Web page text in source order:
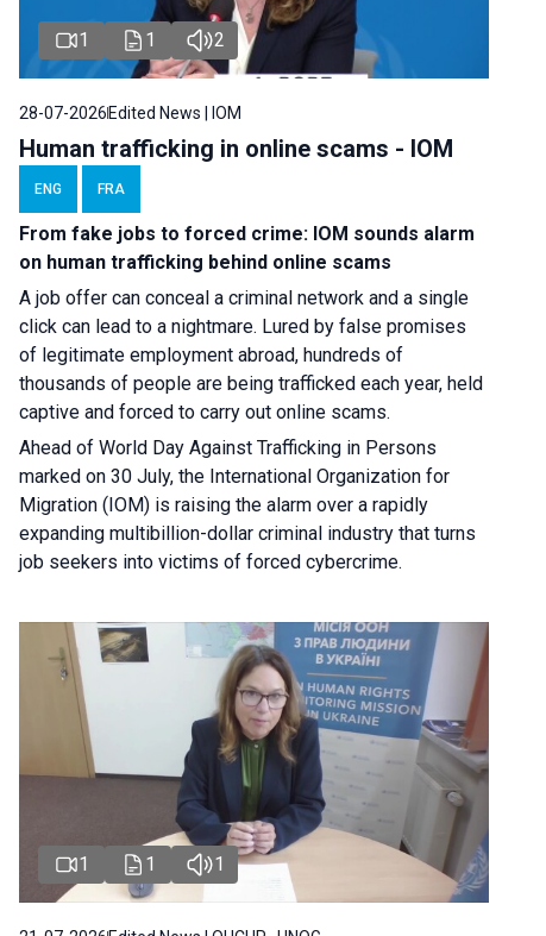
1 1 2
28-07-2026Edited News | IOM
Human trafficking in online scams - IOM
ENG FRA
From fake jobs to forced crime: IOM sounds alarm
on human trafficking behind online scams
A job offer can conceal a criminal network and a single
click can lead to a nightmare. Lured by false promises
of legitimate employment abroad, hundreds of
thousands of people are being trafficked each year, held
captive and forced to carry out online scams.
Ahead of World Day Against Trafficking in Persons
marked on 30 July, the International Organization for
Migration (IOM) is raising the alarm over a rapidly
expanding multibillion-dollar criminal industry that turns
job seekers into victims of forced cybercrime.
1 1 1